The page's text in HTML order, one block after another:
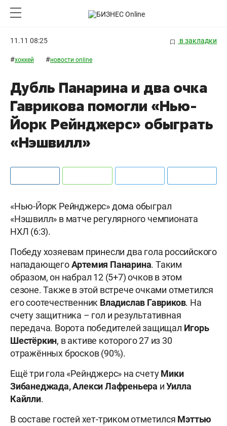
11.11 08:25 в закладки
#хоккей #новости online
Дубль Панарина и два очка
Гаврикова помогли «Нью-
Йорк Рейнджерс» обыграть
«Нэшвилл»
«Нью-Йорк Рейнджерс» дома обыграл
«Нэшвилл» в матче регулярного чемпионата
НХЛ (6:3).
Победу хозяевам принесли два гола российского
нападающегоАртемия Панарина. Таким
образом, он набрал 12 (5+7) очков в этом
сезоне. Также в этой встрече очками отметился
его соотечественник Владислав Гавриков. На
счету защитника – гол и результативная
передача. Ворота победителей защищал Игорь
Шестёркин, в активе которого 27 из 30
отражённых бросков (90%).
Ещё три гола «Рейнджерс» на счетуМики
Зибанеджада, Алекси Лафреньера иУилла
Кайлли.
В составе гостей хет-триком отметился Мэттью